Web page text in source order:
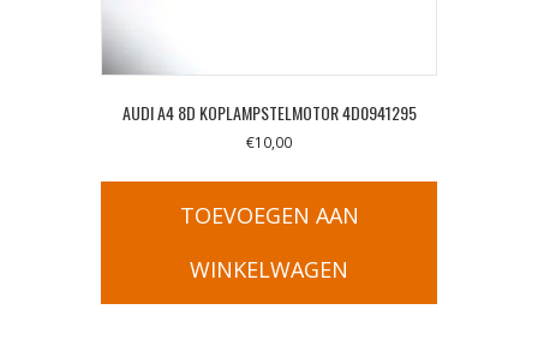
AUDI A4 8D KOPLAMPSTELMOTOR 4D0941295
€10,00
TOEVOEGEN AAN
WINKELWAGEN